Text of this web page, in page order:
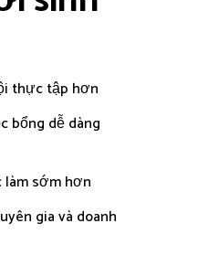
thực tập hơn
bổng dễ dàng
sớm hơn
gia và doanh